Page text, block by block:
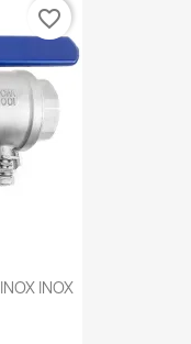
INOX
favorite_border